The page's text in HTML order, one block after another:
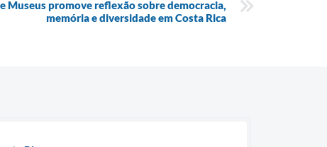
Museus promove reflexão sobre democracia,
memória e diversidade em Costa Rica